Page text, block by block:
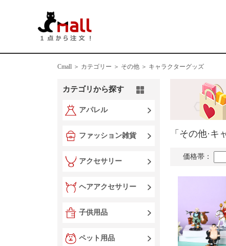
Cmall ＞ カテゴリー ＞ その他 ＞ キャラクターグッズ
カテゴリから探す
アパレル
ファッション雑貨
アクセサリー
ヘアアクセサリー
子供用品
ペット用品
「その他·
価格帯：